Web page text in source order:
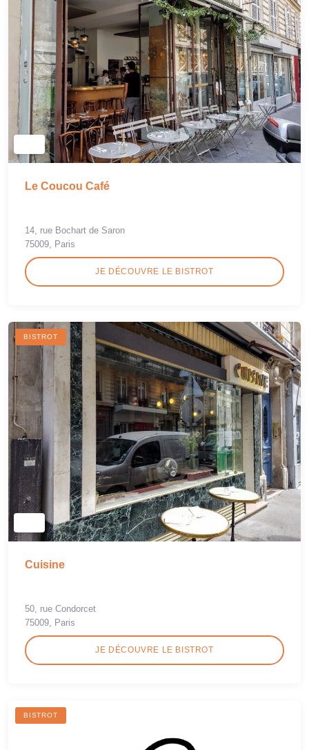
Le Coucou Café
14, rue Bochart de Saron
75009, Paris
JE DÉCOUVRE LE BISTROT
BISTROT
Cuisine
50, rue Condorcet
75009, Paris
JE DÉCOUVRE LE BISTROT
BISTROT